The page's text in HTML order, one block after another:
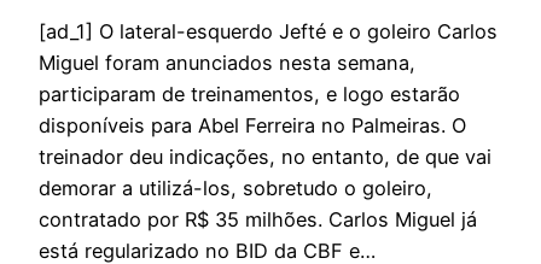
[ad_1] O lateral-esquerdo Jefté e o goleiro Carlos
Miguel foram anunciados nesta semana,
participaram de treinamentos, e logo estarão
disponíveis para Abel Ferreira no Palmeiras. O
treinador deu indicações, no entanto, de que vai
demorar a utilizá-los, sobretudo o goleiro,
contratado por R$ 35 milhões. Carlos Miguel já
está regularizado no BID da CBF e…